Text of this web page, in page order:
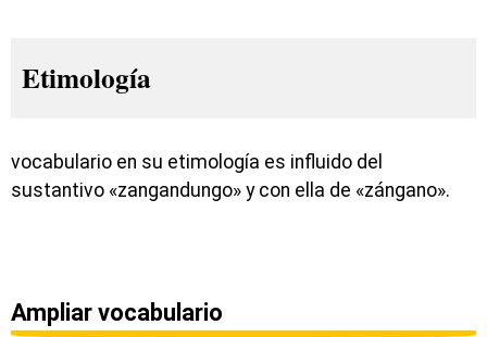
Etimología
vocabulario en su etimología es influido del
sustantivo «zangandungo» y con ella de «zángano».
Ampliar vocabulario